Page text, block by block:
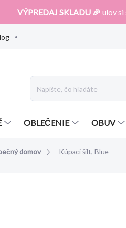
VÝPREDAJ SKLADU 🎉 ulov
OBLEČENIE OBUV
domov Kúpaci šilt, Blue